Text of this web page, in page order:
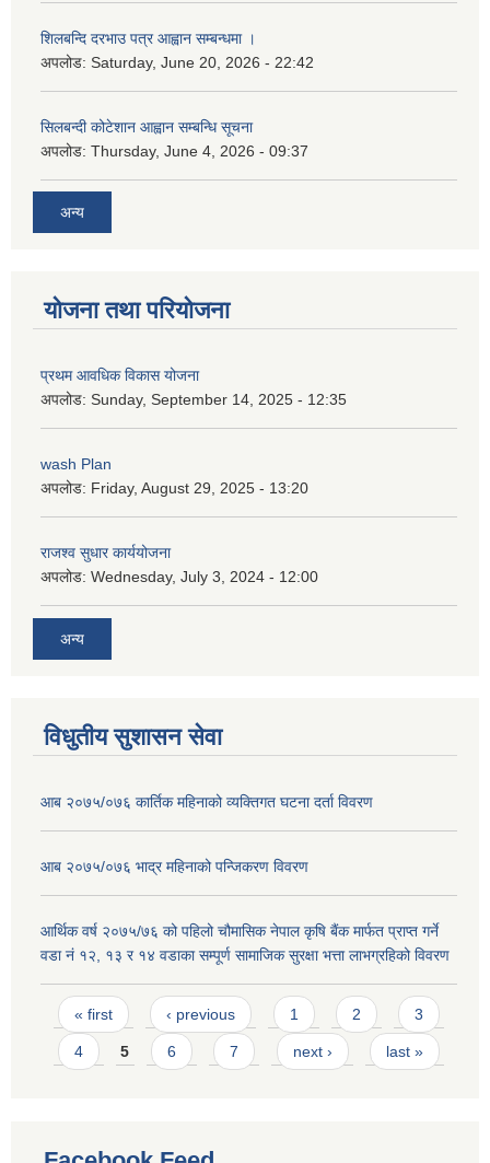
शिलबन्दि दरभाउ पत्र आह्वान सम्बन्धमा ।
अपलोड: Saturday, June 20, 2026 - 22:42
सिलबन्दी कोटेशान आह्वान सम्बन्धि सूचना
अपलोड: Thursday, June 4, 2026 - 09:37
अन्य
योजना तथा परियोजना
प्रथम आवधिक विकास योजना
अपलोड: Sunday, September 14, 2025 - 12:35
wash Plan
अपलोड: Friday, August 29, 2025 - 13:20
राजश्व सुधार कार्ययोजना
अपलोड: Wednesday, July 3, 2024 - 12:00
अन्य
विधुतीय सुशासन सेवा
आब २०७५/०७६ कार्तिक महिनाको व्यक्तिगत घटना दर्ता विवरण
आब २०७५/०७६ भाद्र महिनाको पन्जिकरण विवरण
आर्थिक वर्ष २०७५/७६ को पहिलो चौमासिक नेपाल कृषि बैंक मार्फत प्राप्त गर्ने
वडा नं १२, १३ र १४ वडाका सम्पूर्ण सामाजिक सुरक्षा भत्ता लाभग्रहिको विवरण
Pages
« first ‹ previous 1 2 3
4 5 6 7 next › last »